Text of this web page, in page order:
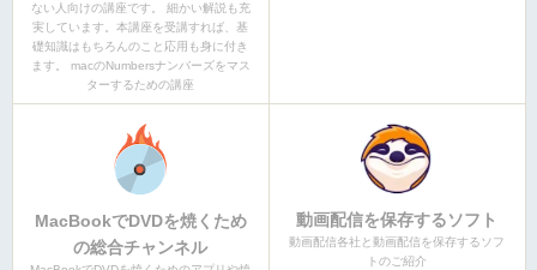
ない人向けの講座です。 細かい解説も充
実しています。本講座を受講すれば、基
礎知識はもちろんのこと応用も身に付き
ます。 macのNumbersナンバーズをマス
ターするための講座
MacBookでDVDを焼くため
の総合チャンネル
動画配信を保存するソフト
動画配信各社と動画配信を保存するソフ
トのご紹介